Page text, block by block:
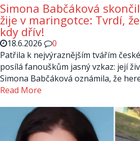
Simona Babčáková
žije v maringotce: Tvrdí,
kdy dřív!
18.6.2026
0
Patřila k nejvýraznějším tvářím
posílá fanouškům jasný vzkaz: její
Simona Babčáková oznámila, že
Read More